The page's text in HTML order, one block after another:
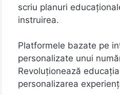
scriu planuri
instruirea.
Platformele bazate pe
personalizate unui
Revoluționează
personalizarea